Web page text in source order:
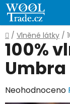
Přejít
na
obsah
Domů
/ Vlněné látky /
100%
Průměrné
Neohodnoceno